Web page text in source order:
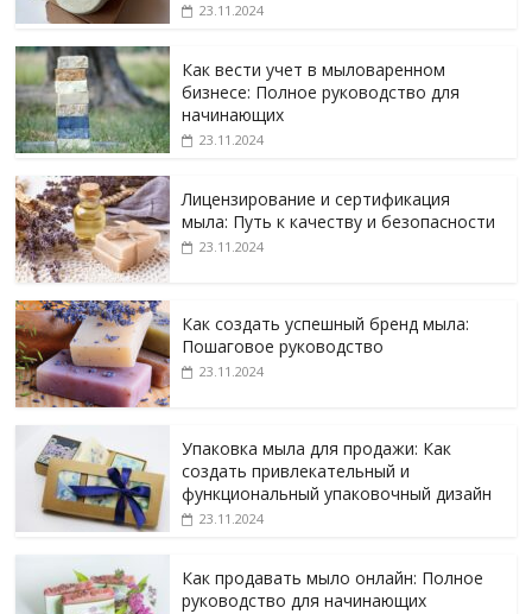
23.11.2024
Как вести учет в мыловаренном
бизнесе: Полное руководство для
начинающих
23.11.2024
Лицензирование и сертификация
мыла: Путь к качеству и безопасности
23.11.2024
Как создать успешный бренд мыла:
Пошаговое руководство
23.11.2024
Упаковка мыла для продажи: Как
создать привлекательный и
функциональный упаковочный дизайн
23.11.2024
Как продавать мыло онлайн: Полное
руководство для начинающих